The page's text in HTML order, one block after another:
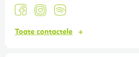
Toate contactele